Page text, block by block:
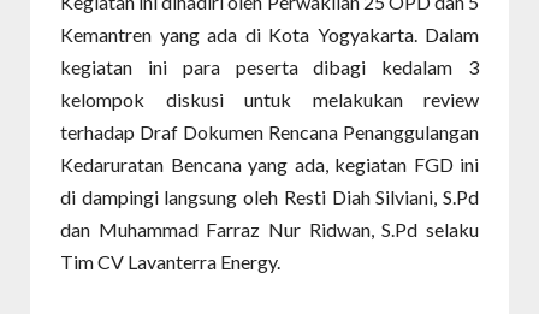
Kemantren yang ada di Kota Yogyakarta. Dalam
kegiatan ini para peserta dibagi kedalam 3
kelompok diskusi untuk melakukan review
terhadap Draf Dokumen Rencana Penanggulangan
Kedaruratan Bencana yang ada, kegiatan FGD ini
di dampingi langsung oleh Resti Diah Silviani, S.Pd
dan Muhammad Farraz Nur Ridwan, S.Pd selaku
Tim CV Lavanterra Energy.